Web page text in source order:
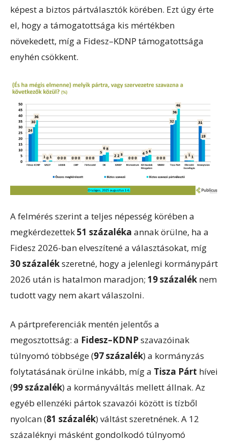
képest a biztos pártválasztók körében. Ezt úgy érte
el, hogy a támogatottsága kis mértékben
növekedett, míg a Fidesz–KDNP támogatottsága
enyhén csökkent.
A felmérés szerint a teljes népesség körében a
megkérdezettek51 százaléka annak örülne, ha a
Fidesz 2026-ban elveszítené a választásokat, míg
30 százalékszeretné, hogy a jelenlegi kormánypárt
2026 után is hatalmon maradjon; 19 százalék nem
tudott vagy nem akart válaszolni.
A pártpreferenciák mentén jelentős a
megosztottság: a Fidesz–KDNPszavazóinak
túlnyomó többsége (97 százalék) a kormányzás
folytatásának örülne inkább, míg a Tisza Párt hívei
(99 százalék) a kormányváltás mellett állnak. Az
egyéb ellenzéki pártok szavazói között is tízből
nyolcan (81 százalék) váltást szeretnének. A 12
százaléknyi másként gondolkodó túlnyomó